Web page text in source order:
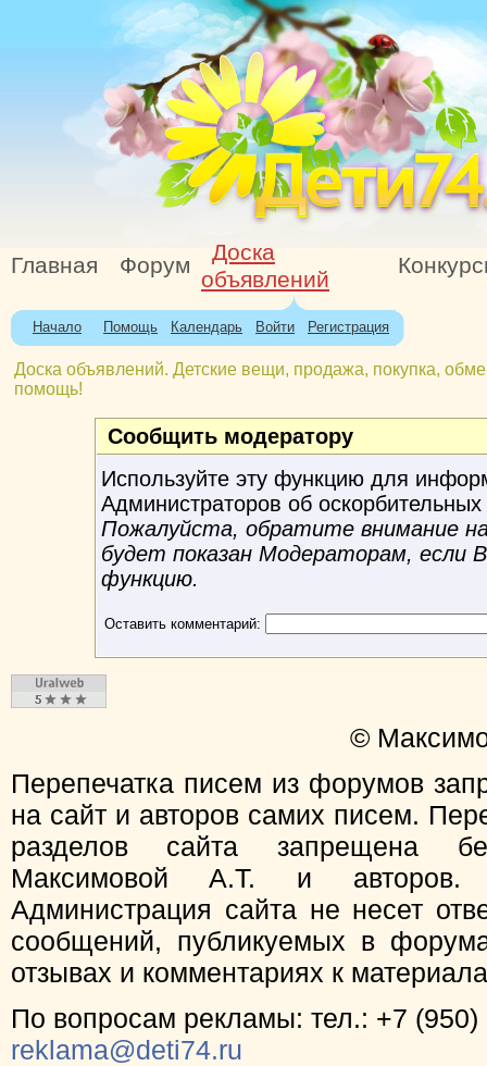
Главная Форум
Доска
объявлений
Начало Помощь Календарь Войти Регистрация
Доска объявлений. Детские вещи, продажа, покупка,
помощь!
Сообщить модератору
Используйте эту функцию для
Администраторов об
Пожалуйста, обратите внимание
будет показан Модераторам, если
функцию.
Оставить комментарий:
©
Перепечатка писем из форумов
на сайт и авторов самих писем.
разделов сайта запрещена
Максимовой А.Т. и
Администрация сайта не несет
сообщений, публикуемых в
отзывах и комментариях к
По вопросам рекламы: тел.: +7 (950)
reklama@deti74.ru